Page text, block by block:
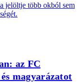
jelöltje több okból sem
az FC
magyarázatot